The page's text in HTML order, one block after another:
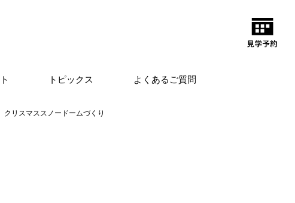
トピックス よくあるご質問
クリスマススノードームづくり